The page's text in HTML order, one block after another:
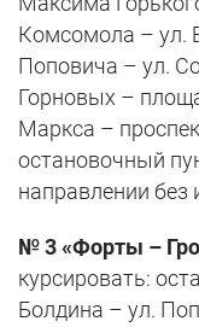
Комсомола – ул.
Поповича – ул.
Горновых –
Маркса –
остановочный
направлении без
№ 3 «Форты –
курсировать:
Болдина – ул.